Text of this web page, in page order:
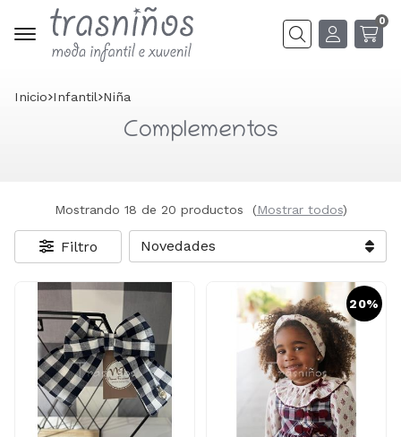
Buscar
0
Inicio infantil niña
Complementos
Mostrando 18 de 20 productos (Mostrar todos)
Filtro
20%